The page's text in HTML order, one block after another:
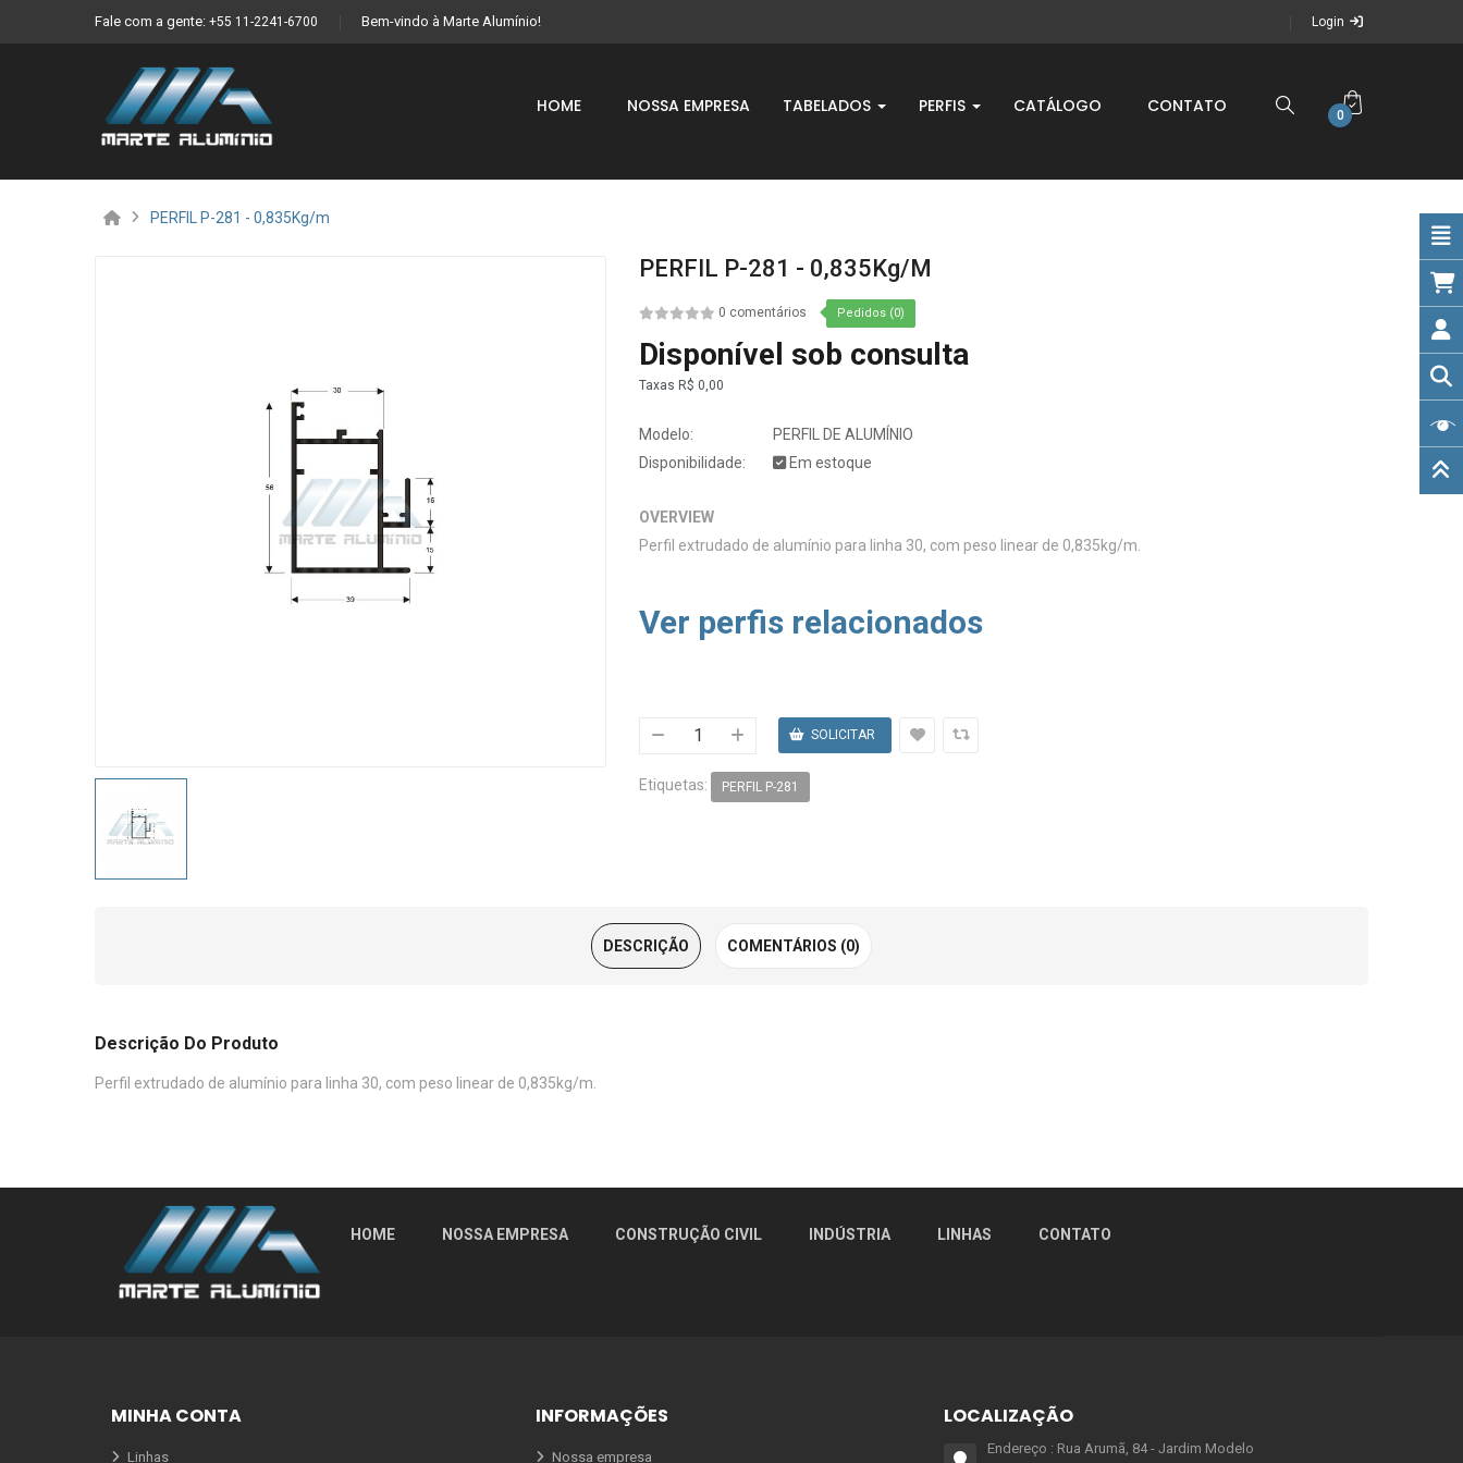
Fale com a gente: +55 11-2241-6700 Bem-vindo à Marte Alumínio! Login
HOME NOSSA EMPRESA TABELADOS PERFIS CATÁLOGO CONTATO 0
PERFIL P-281 - 0,835Kg/m
PERFIL P-281 - 0,835Kg/m
0 comentários Pedidos (0)
Disponível sob consulta
Taxas R$ 0,00
Modelo:
PERFIL DE ALUMÍNIO
Disponibilidade:
Em estoque
OVERVIEW
Perfil extrudado de alumínio para linha 30, com peso linear de 0,835kg/m.
Ver perfis relacionados
Etiquetas: PERFIL P-281
DESCRIÇÃO COMENTÁRIOS (0)
Descrição Do Produto
Perfil extrudado de alumínio para linha 30, com peso linear de 0,835kg/m.
HOME NOSSA EMPRESA CONSTRUÇÃO CIVIL INDÚSTRIA LINHAS CONTATO
MINHA CONTA
Linhas
INFORMAÇÕES
Nossa empresa
LOCALIZAÇÃO
Endereço : Rua Arumã, 84 - Jardim Modelo